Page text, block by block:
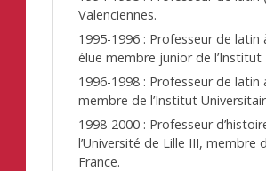
Valenciennes.
1995-1996 : Professeur de latin
élue membre junior de
1996-1998 : Professeur de latin
membre de l’Institut
1998-2000 : Professeur
l’Université de Lille III, membre
France.